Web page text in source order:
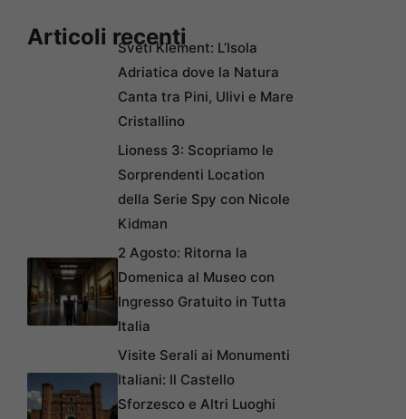
Articoli recentiSveti Klement: L’Isola
Adriatica dove la Natura
Canta tra Pini, Ulivi e Mare
Cristallino
Lioness 3: Scopriamo le
Sorprendenti Location
della Serie Spy con Nicole
Kidman
2 Agosto: Ritorna la
Domenica al Museo con
Ingresso Gratuito in Tutta
Italia
Visite Serali ai Monumenti
Italiani: Il Castello
Sforzesco e Altri Luoghi